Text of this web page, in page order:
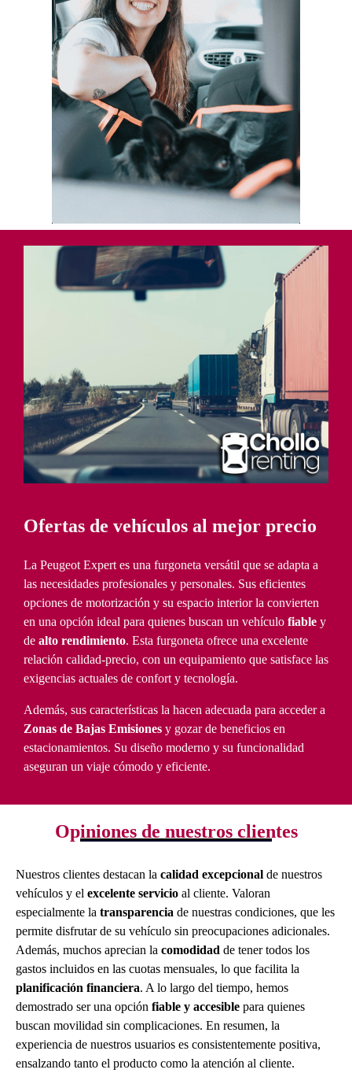
Ofertas de vehículos al mejor precio
La Peugeot Expert es una furgoneta versátil que se adapta a
las necesidades profesionales y personales. Sus eficientes
opciones de motorización y su espacio interior la convierten
en una opción ideal para quienes buscan un vehículo fiable y
de alto rendimiento. Esta furgoneta ofrece una excelente
relación calidad-precio, con un equipamiento que satisface las
exigencias actuales de confort y tecnología.
Además, sus características la hacen adecuada para acceder a
Zonas de Bajas Emisiones y gozar de beneficios en
estacionamientos. Su diseño moderno y su funcionalidad
aseguran un viaje cómodo y eficiente.
Opiniones de nuestros clientes
Nuestros clientes destacan la calidad excepcional de nuestros
vehículos y el excelente servicio al cliente. Valoran
especialmente la transparencia de nuestras condiciones, que les
permite disfrutar de su vehículo sin preocupaciones adicionales.
Además, muchos aprecian la comodidad de tener todos los
gastos incluidos en las cuotas mensuales, lo que facilita la
planificación financiera. A lo largo del tiempo, hemos
demostrado ser una opción fiable y accesible para quienes
buscan movilidad sin complicaciones. En resumen, la
experiencia de nuestros usuarios es consistentemente positiva,
ensalzando tanto el producto como la atención al cliente.